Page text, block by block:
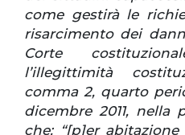
come gestirà le
risarcimento dei
Corte
l’illegittimità
comma 2, quarto
dicembre 2011, nella
che: “[p]er